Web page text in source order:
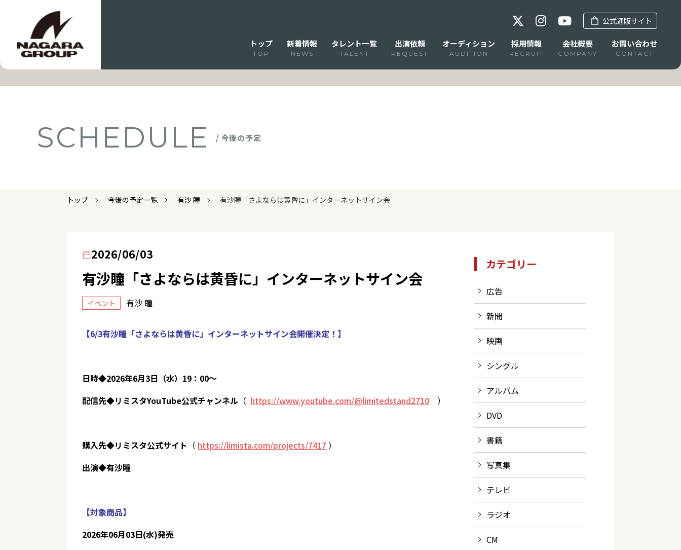
公式通販サイト
トップ
TOP
新着情報
NEWS
タレント一覧
TALENT
出演依頼
REQUEST
オーディション
AUDITION
採用情報
RECRUIT
会社概要
COMPANY
お問い合わせ
CONTACT
SCHEDULE / 今後の予定
トップ 今後の予定一覧 有沙 瞳 有沙瞳「さよならは黄昏に」インターネットサイン会
2026/06/03
有沙瞳「さよならは黄昏に」インターネットサイン会
イベント 有沙 瞳
【6/3有沙瞳「さよならは黄昏に」インターネットサイン会開催決定！】
日時◆2026年6月3日（水）19：00～
配信先◆リミスタYouTube公式チャンネル （ https://www.youtube.com/@limitedstand2710 ）
購入先◆リミスタ公式サイト （ https://limista.com/projects/7417 ）
出演◆有沙瞳
【対象商品】
2026年06月03日(水)発売
カテゴリー
広告
新聞
映画
シングル
アルバム
DVD
書籍
写真集
テレビ
ラジオ
CM